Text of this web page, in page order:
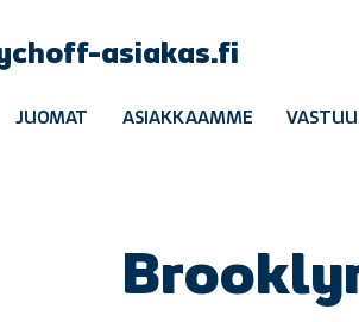
asiakas.fi
JUOMAT ASIAKKAAMME